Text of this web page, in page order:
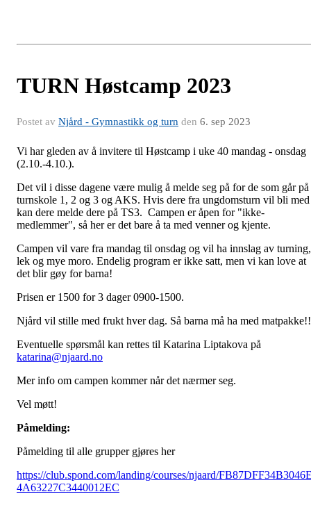
TURN Høstcamp 2023
Postet av Njård - Gymnastikk og turn den 6. sep 2023
Vi har gleden av å invitere til Høstcamp i uke 40 mandag - onsdag
(2.10.-4.10.).
Det vil i disse dagene være mulig å melde seg på for de som går på
turnskole 1, 2 og 3 og AKS. Hvis dere fra ungdomsturn vil bli med
kan dere melde dere på TS3. Campen er åpen for "ikke-
medlemmer", så her er det bare å ta med venner og kjente.
Campen vil vare fra mandag til onsdag og vil ha innslag av turning,
lek og mye moro. Endelig program er ikke satt, men vi kan love at
det blir gøy for barna!
Prisen er 1500 for 3 dager 0900-1500.
Njård vil stille med frukt hver dag. Så barna må ha med matpakke!!
Eventuelle spørsmål kan rettes til Katarina Liptakova på
katarina@njaard.no
Mer info om campen kommer når det nærmer seg.
Vel møtt!
Påmelding:
Påmelding til alle grupper gjøres her
https://club.spond.com/landing/courses/njaard/
4A63227C3440012EC